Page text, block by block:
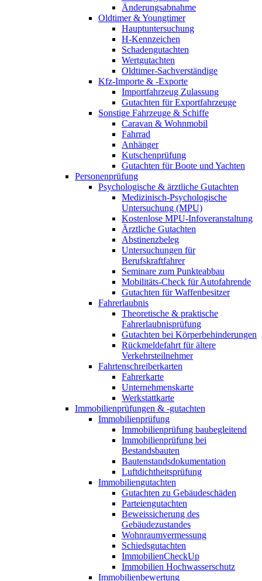
Änderungsabnahme
Oldtimer & Youngtimer
Hauptuntersuchung
H-Kennzeichen
Schadengutachten
Wertgutachten
Oldtimer-Sachverständige
Kfz-Importe & -Exporte
Importfahrzeug Zulassung
Gutachten für Exportfahrzeuge
Sonstige Fahrzeuge & Schiffe
Caravan & Wohnmobil
Fahrrad
Anhänger
Kutschenprüfung
Gutachten für Boote und Yachten
Personenprüfung
Psychologische & ärztliche Gutachten
Medizinisch-Psychologische
Untersuchung (MPU)
Kostenlose MPU-Infoveranstaltung
Ärztliche Gutachten
Abstinenzbeleg
Untersuchungen für
Berufskraftfahrer
Seminare zum Punkteabbau
Mobilitäts-Check für Autofahrende
Gutachten für Waffenbesitzer
Fahrerlaubnis
Theoretische & praktische
Fahrerlaubnisprüfung
Gutachten bei Körperbehinderungen
Rückmeldefahrt für ältere
Verkehrsteilnehmer
Fahrtenschreiberkarten
Fahrerkarte
Unternehmenskarte
Werkstattkarte
Immobilienprüfungen & -gutachten
Immobilienprüfung
Immobilienprüfung baubegleitend
Immobilienprüfung bei
Bestandsbauten
Bautenstandsdokumentation
Luftdichtheitsprüfung
Immobiliengutachten
Gutachten zu Gebäudeschäden
Parteiengutachten
Beweissicherung des
Gebäudezustandes
Wohnraumvermessung
Schiedsgutachten
ImmobilienCheckUp
Immobilien Hochwasserschutz
Immobilienbewertung